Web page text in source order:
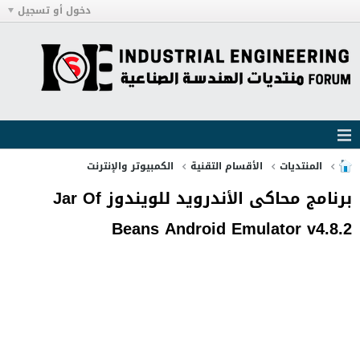
دخول أو تسجيل
المنتديات الأقسام التقنية الكمبيوتر والإنترنت
برنامج محاكى الأندرويد للويندوز Jar Of
Beans Android Emulator v4.8.2